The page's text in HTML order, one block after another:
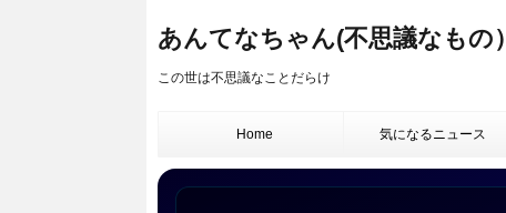
あんてなちゃん(不思議なもの）
この世は不思議なことだらけ
Home 気になるニュース